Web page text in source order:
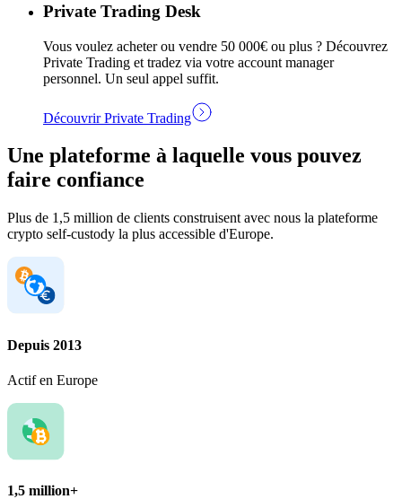
Private Trading Desk
Vous voulez acheter ou vendre 50 000€ ou plus ? Découvrez
Private Trading et tradez via votre account manager
personnel. Un seul appel suffit.
Découvrir Private Trading
Une plateforme à laquelle vous pouvez
faire confiance
Plus de 1,5 million de clients construisent avec nous la plateforme
crypto self-custody la plus accessible d'Europe.
Depuis 2013
Actif en Europe
1,5 million+